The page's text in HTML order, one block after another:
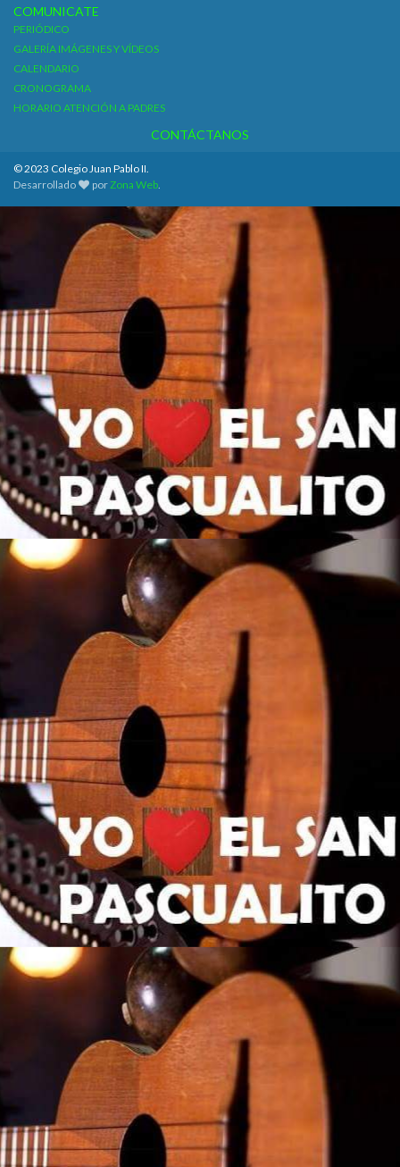
COMUNICATE
PERIÓDICO
GALERÍA IMÁGENES Y VÍDEOS
CALENDARIO
CRONOGRAMA
HORARIO ATENCIÓN A PADRES
CONTÁCTANOS
© 2023 Colegio Juan Pablo II.
Desarrollado
por Zona Web